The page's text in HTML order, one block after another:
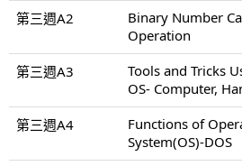
第三週A2
Binary Number
Operation
第三週A3
Tools and Tricks
OS- Computer,
第三週A4
Functions of
System(OS)-DOS